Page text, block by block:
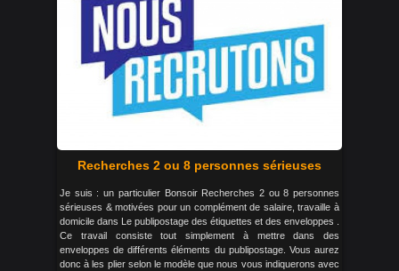
Recherches 2 ou 8 personnes sérieuses
Je suis : un particulier Bonsoir Recherches 2 ou 8 personnes
sérieuses & motivées pour un complément de salaire, travaille à
domicile dans Le publipostage des étiquettes et des enveloppes .
Ce travail consiste tout simplement à mettre dans des
enveloppes de différents éléments du publipostage. Vous aurez
donc à les plier selon le modèle que nous vous indiquerons avec